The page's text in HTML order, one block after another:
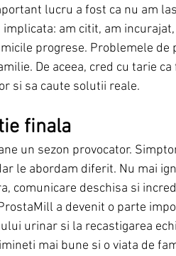
lucru a fost ca nu am
implicata: am citit, am
progrese. Problemele de
De aceea, cred cu tarie
si sa caute solutii reale.
finala
un sezon provocator.
le abordam diferit. Nu mai
comunicare deschisa si
a devenit o parte
urinar si la recastigarea
mai bune si o viata de